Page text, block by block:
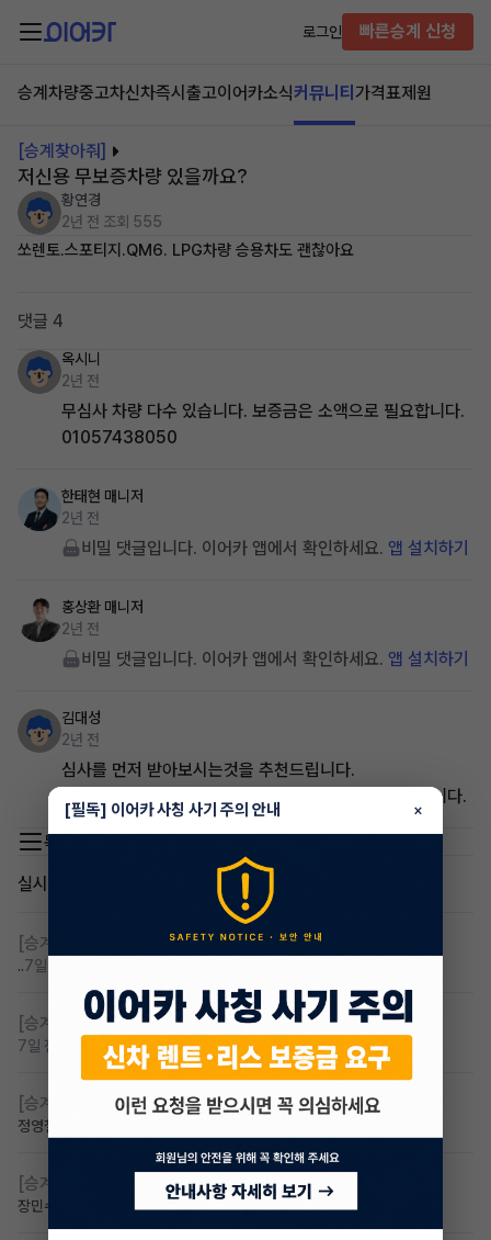
로그인 빠른승계 신청
승계차량중고차신차즉시출고이어카소식커뮤니티 가격표제원
[승계찾아줘]
저신용 무보증차량 있을까요?
황연경
2년 전 조회 555
쏘렌토.스포티지.QM6. LPG차량 승용차도 괜찮아요
댓글 4
옥시니
2년 전
무심사 차량 다수 있습니다. 보증금은 소액으로 필요합니다.
01057438050
한태현 매니저
2년 전
비밀 댓글입니다. 이어카 앱에서 확인하세요. 앱 설치하기
홍상환 매니저
2년 전
비밀 댓글입니다. 이어카 앱에서 확인하세요. 앱 설치하기
김대성
2년 전
심사를 먼저 받아보시는것을 추천드립니다.
연락처 남겨주시면 심사보실 수있게 접수도와드리겠습니다.
목록 이동
실시간 인기글
[승계찾아줘] 무심사 무보증 만21세 전기차 승계,2운전자
..7일 전
[승계찾아줘] 무보증 무심사 전기차 승계 알아봅니다
7일 전 조회 100 댓글 1
[승계찾아줘] 무심사 차량구해요
정영철
[승계찾아줘] 만 23세 무심사
장민수 조회 60댓글 1
[필독] 이어카 사칭 사기 주의 안내 ×